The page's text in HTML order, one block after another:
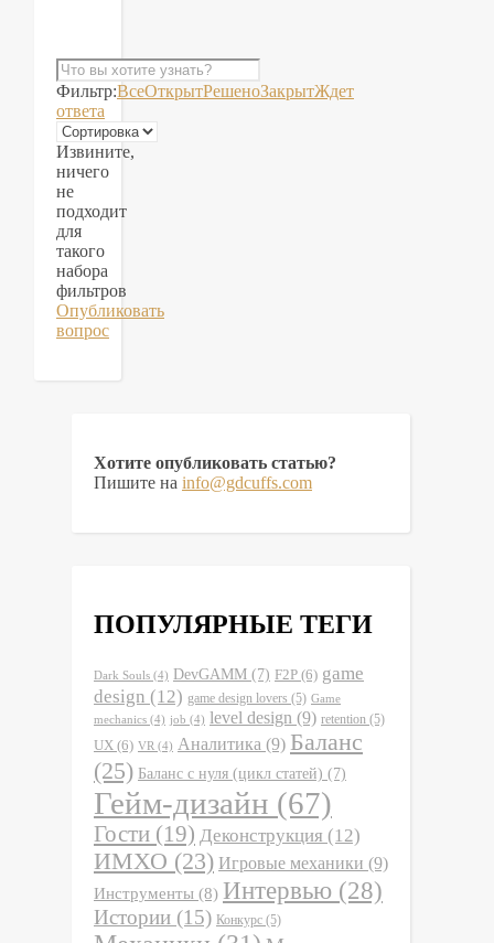
Фильтр:ВсеОткрытРешеноЗакрытЖдет
ответа
Извините,
ничего
не
подходит
для
такого
набора
фильтров
Опубликовать
вопрос
Хотите опубликовать статью?
Пишите на info@gdcuffs.com
ПОПУЛЯРНЫЕ ТЕГИ
Dark Souls (4) DevGAMM (7) F2P (6) game
design (12) game design lovers (5) Game
mechanics (4) job (4) level design (9) retention (5)
UX (6) VR (4) Аналитика (9) Баланс
(25) Баланс с нуля (цикл статей) (7)
Гейм-дизайн (67)
Гости (19) Деконструкция (12)
ИМХО (23) Игровые механики (9)
Инструменты (8) Интервью (28)
Истории (15) Конкурс (5)